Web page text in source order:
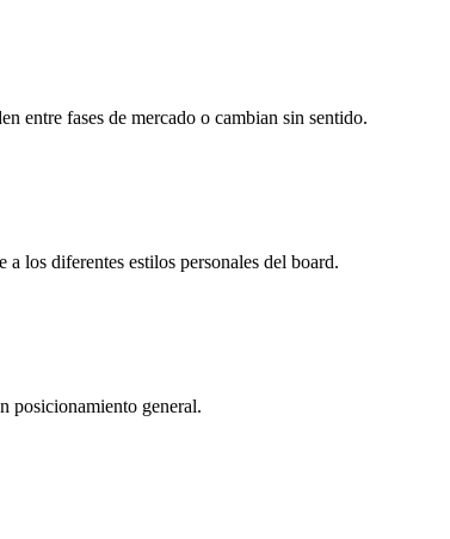
entre fases de mercado o cambian sin sentido.
los diferentes estilos personales del board.
posicionamiento general.